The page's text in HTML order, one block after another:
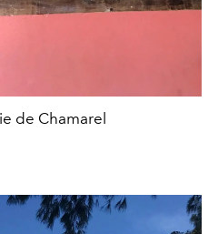
de Chamarel